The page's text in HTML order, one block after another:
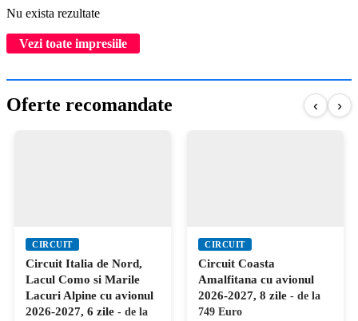
Nu exista rezultate
Vezi toate impresiile
Oferte recomandate ‹ ›
CIRCUIT
Circuit Italia de Nord,
Lacul Como si Marile
Lacuri Alpine cu avionul
2026-2027, 6 zile - de la
CIRCUIT
Circuit Coasta
Amalfitana cu avionul
2026-2027, 8 zile - de la
749 Euro